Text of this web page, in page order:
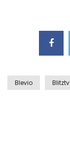
Blevio Blitztv